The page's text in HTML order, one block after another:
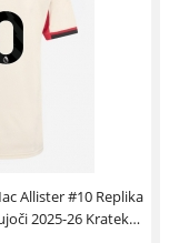
Allister #10 Replika
2025-26 Kratek